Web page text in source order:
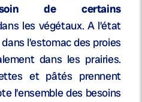
de certains
les végétaux. A l’état
l’estomac des proies
dans les prairies.
et pâtés prennent
l’ensemble des besoins